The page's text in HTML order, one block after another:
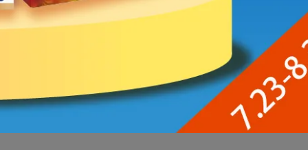
，此訂購通知信非訂購成功通知信，店家保留訂單接受與
店家無法接受您的訂單，將以電子郵件方式發送店家無法接
子郵件，敬請注意通知信件，一般商品寄送時程依賣場公告